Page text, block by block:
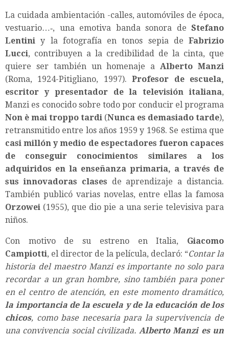
La cuidada ambientación -calles, automóviles de época,
vestuario…‑, una emotiva banda sonora de Stefano
Lentini y la fotografía en tonos sepia de Fabrizio
Lucci, contribuyen a la credibilidad de la cinta, que
quiere ser también un homenaje aAlberto Manzi
(Roma, 1924-Pitigliano, 1997).Profesor de escuela,
escritor y presentador de la televisión italiana,
Manzi es conocido sobre todo por conducir el programa
Non è mai troppo tardi (Nunca es demasiado tarde),
retransmitido entre los años 1959 y 1968. Se estima que
casi millón y medio de espectadores fueron capaces
de conseguir conocimientos similares a los
adquiridos en la enseñanza primaria, a través de
sus innovadoras clases de aprendizaje a distancia.
También publicó varias novelas, entre ellas la famosa
Orzowei (1955), que dio pie a una serie televisiva para
niños.
Con motivo de su estreno en Italia, Giacomo
Campiotti, el director de la película, declaró: “Contar la
historia del maestro Manzi es importante no solo para
recordar a un gran hombre, sino también para poner
en el centro de atención, en este momento dramático,
la importancia de la escuela y de la educación de los
chicos, como base necesaria para la supervivencia de
una convivencia social civilizada.Alberto Manzi es un